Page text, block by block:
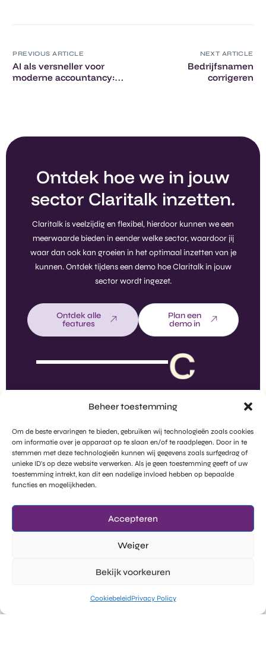
Beheer toestemming
Om de beste ervaringen te bieden, gebruiken wij technologieën zoals cookies
om informatie over je apparaat op te slaan en/of te raadplegen. Door in te
stemmen met deze technologieën kunnen wij gegevens zoals surfgedrag of
unieke ID's op deze website verwerken. Als je geen toestemming geeft of uw
toestemming intrekt, kan dit een nadelige invloed hebben op bepaalde
functies en mogelijkheden.
Accepteren
Weiger
Bekijk voorkeuren
CookiebeleidPrivacy Policy
PREVIOUS ARTICLE
AI als versneller voor
moderne accountancy:
NEXT ARTICLE
Bedrijfsnamen
corrigeren​
Ontdek hoe we in jouw
sector Claritalk inzetten.
Claritalk is veelzijdig en flexibel, hierdoor kunnen we een
meerwaarde bieden in eender welke sector, waardoor jij
waar dan ook kan groeien in het optimaal inzetten van je
kunnen. Ontdek tijdens een demo hoe Claritalk in jouw
sector wordt ingezet.
Ontdek alle
features
Plan een
demo in
Claritalk Het bedrijf
Privacy beleid
Probeer gratis